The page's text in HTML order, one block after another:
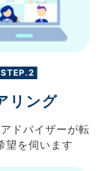
STEP.2
リング
アドバイザーが転
望を伺います